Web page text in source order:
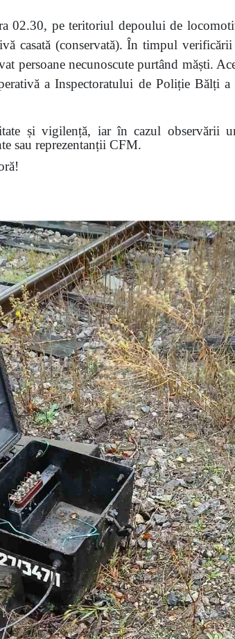
02.30, pe teritoriul depoului de
casată (conservată). În timpul
persoane necunoscute purtând măști.
a Inspectoratului de Poliție Bălți
și vigilență, iar în cazul observării
sau reprezentanții CFM.